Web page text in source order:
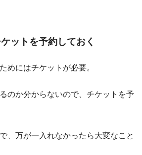
ットを予約しておく
めにはチケットが必要。
のか分からないので、チケットを予
、万が一入れなかったら大変なこと